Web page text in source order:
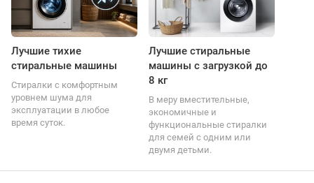
Лучшие тихие
стиральные машины
Стиралки с комфортным
уровнем шума для
эксплуатации в любое
время суток.
Лучшие стиральные
машины с загрузкой до
8 кг
В меру вместительные,
экономичные и
функциональные стиралки
для семей с одним или
двумя детьми.